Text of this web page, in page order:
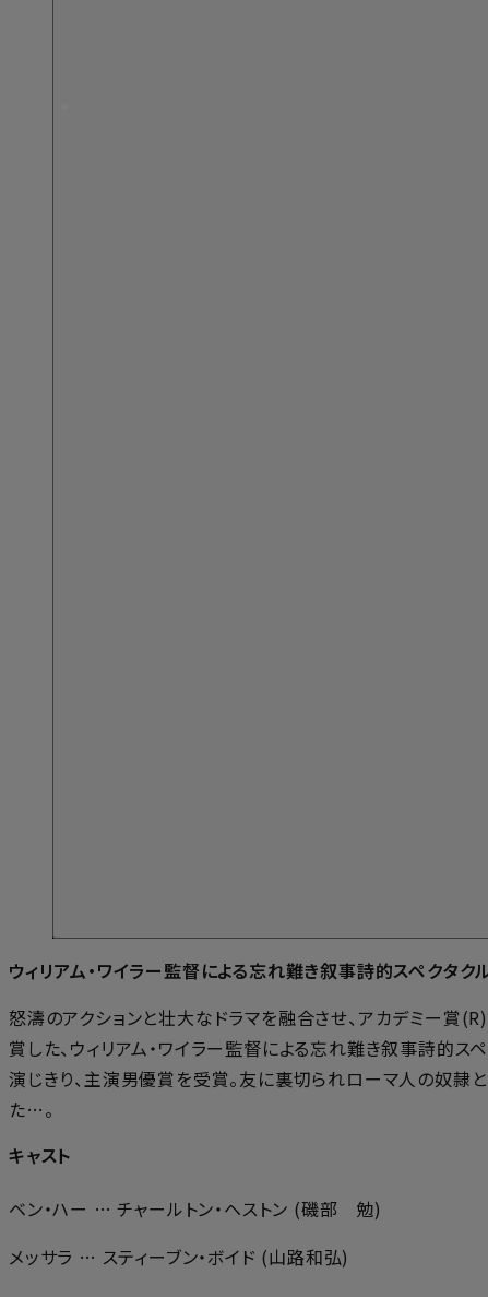
ウィリアム・ワイラー監督による忘れ難き叙事詩的スペクタクル
怒濤のアクションと壮大なドラマを融合させ、アカデミー
賞した、ウィリアム・ワイラー監督による忘れ難き叙事詩的
演じきり、主演男優賞を受賞。友に裏切られローマ人の奴隷
た…。
キャスト
ベン・ハー … チャールトン・ヘストン (磯部 勉)
メッサラ … スティーブン・ボイド (山路和弘)